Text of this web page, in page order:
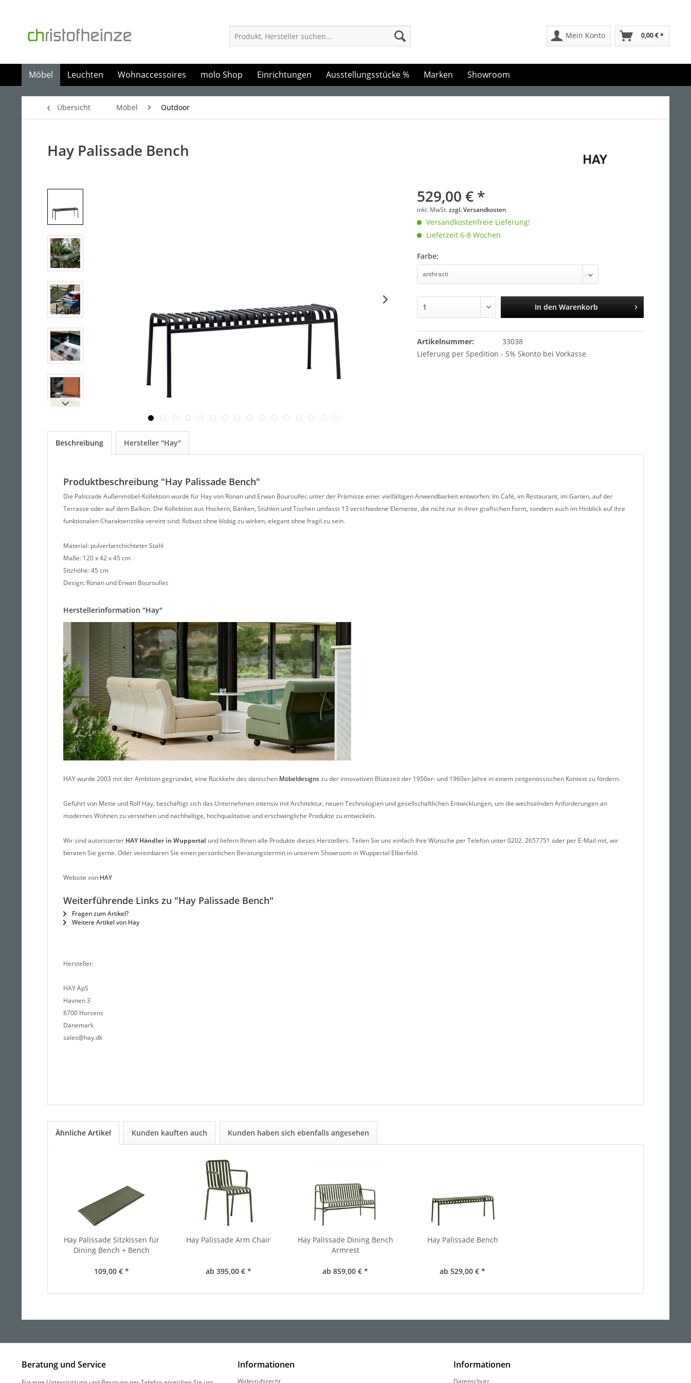
Mein Konto 0,00 € *
Möbel Leuchten Wohnaccessoires molo Shop Einrichtungen Ausstellungsstücke % Marken Showroom
Übersicht Möbel Outdoor
Hay Palissade Bench
529,00 € *
inkl. MwSt.zzgl. Versandkosten
Versandkostenfreie Lieferung!
Lieferzeit 6-8 Wochen
Farbe:
In den Warenkorb
Artikelnummer:
33038
Lieferung per Spedition - 5% Skonto bei Vorkasse
Beschreibung Hersteller "Hay"
Produktbeschreibung "Hay Palissade Bench"
Die Palissade Außenmöbel-Kollektion wurde für Hay von Ronan und Erwan Bouroullec unter der Prämisse einer vielfältigen Anwendbarkeit entworfen: Im Café, im Restaurant, im Garten, auf der
Terrasse oder auf dem Balkon. Die Kollektion aus Hockern, Bänken, Stühlen und Tischen umfasst 13 verschiedene Elemente, die nicht nur in ihrer grafischen Form, sondern auch im Hinblick auf ihre
funktionalen Charakteristika vereint sind: Robust ohne klobig zu wirken, elegant ohne fragil zu sein.
Material: pulverbeschichteter Stahl
Maße: 120 x 42 x 45 cm
Sitzhöhe: 45 cm
Design: Ronan und Erwan Bouroullec
Herstellerinformation "Hay"
HAY wurde 2003 mit der Ambition gegründet, eine Rückkehr des dänischen Möbeldesignszu der innovativen Blütezeit der 1950er- und 1960er-Jahre in einem zeitgenössischen Kontext zu fördern.
Geführt von Mette und Rolf Hay, beschäftigt sich das Unternehmen intensiv mit Architektur, neuen Technologien und gesellschaftlichen Entwicklungen, um die wechselnden Anforderungen an
modernes Wohnen zu verstehen und nachhaltige, hochqualitative und erschwingliche Produkte zu entwickeln.
Wir sind autorisierter HAY Händler in Wuppertal und liefern Ihnen alle Produkte dieses Herstellers. Teilen Sie uns einfach Ihre Wünsche per Telefon unter 0202. 2657751 oder per E-Mail mit, wir
beraten Sie gerne. Oder vereinbaren Sie einen persönlichen Beratungstermin in unserem Showroom in Wuppertal Elberfeld.
Website von HAY
Weiterführende Links zu "Hay Palissade Bench"
Fragen zum Artikel?
Weitere Artikel von Hay
Hersteller:
HAY ApS
Havnen 3
8700 Horsens
Dänemark
sales@hay.dk
Ähnliche Artikel Kunden kauften auch Kunden haben sich ebenfalls angesehen
Hay Palissade Sitzkissen für
Dining Bench + Bench
109,00 € *
Hay Palissade Arm Chair
ab 395,00 € *
Hay Palissade Dining Bench
Armrest
ab 859,00 € *
Hay Palissade Bench
ab 529,00 € *
Beratung und Service Informationen Informationen